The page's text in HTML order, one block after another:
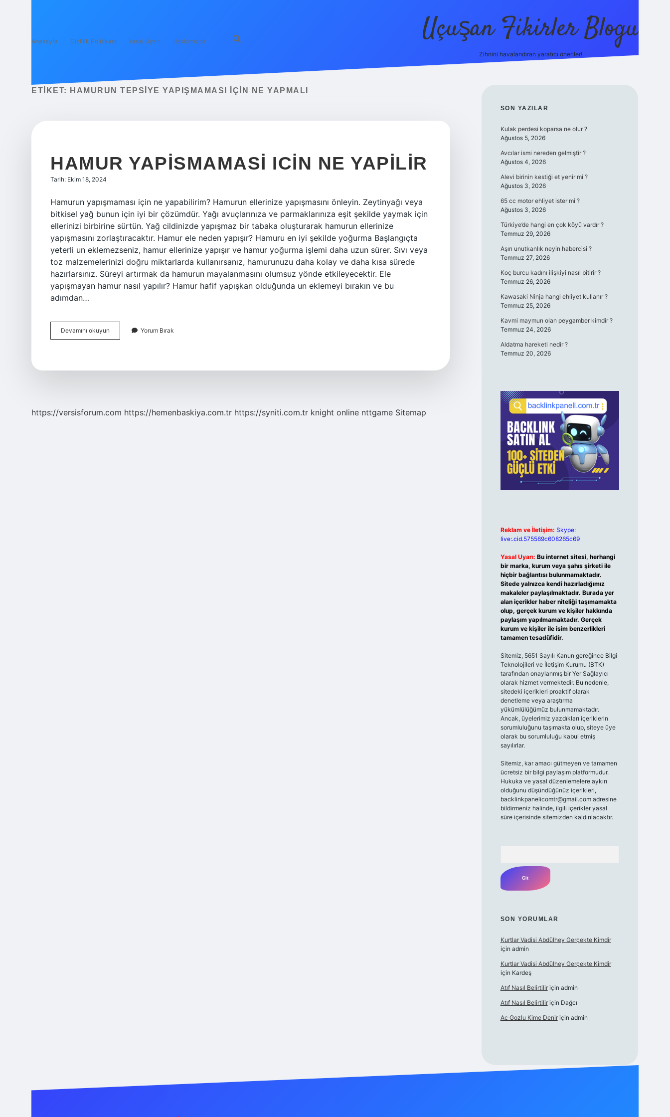
Anasayfa Gizlilik Politikası Yasal Uyarı Hakkımızda Uçuşan Fikirler Blogu
Zihnini havalandıran yaratıcı öneriler!
ETIKET: HAMURUN TEPSIYE YAPIŞMAMASI IÇIN NE YAPMALI
HAMUR YAPISMAMASI ICIN NE YAPILIR
Tarih: Ekim 18, 2024
Hamurun yapışmaması için ne yapabilirim? Hamurun ellerinize yapışmasını önleyin. Zeytinyağı veya
bitkisel yağ bunun için iyi bir çözümdür. Yağı avuçlarınıza ve parmaklarınıza eşit şekilde yaymak için
ellerinizi birbirine sürtün. Yağ cildinizde yapışmaz bir tabaka oluşturarak hamurun ellerinize
yapışmasını zorlaştıracaktır. Hamur ele neden yapışır? Hamuru en iyi şekilde yoğurma Başlangıçta
yeterli un eklemezseniz, hamur ellerinize yapışır ve hamur yoğurma işlemi daha uzun sürer. Sıvı veya
toz malzemelerinizi doğru miktarlarda kullanırsanız, hamurunuzu daha kolay ve daha kısa sürede
hazırlarsınız. Süreyi artırmak da hamurun mayalanmasını olumsuz yönde etkileyecektir. Ele
yapışmayan hamur nasıl yapılır? Hamur hafif yapışkan olduğunda un eklemeyi bırakın ve bu
adımdan…
Devamını okuyun
Yapismamasi
Yorum Bırak
https://versisforum.com https://hemenbaskiya.com.tr https://syniti.com.tr knight online nttgame Sitemap
SIDEBAR
SON YAZILAR
Kulak perdesi koparsa ne olur ?
Ağustos 5, 2026
Avcılar ismi nereden gelmiştir ?
Ağustos 4, 2026
Alevi birinin kestiği et yenir mi ?
Ağustos 3, 2026
65 cc motor ehliyet ister mi ?
Ağustos 3, 2026
Türkiye’de hangi en çok köyü vardır ?
Temmuz 29, 2026
Aşırı unutkanlık neyin habercisi ?
Temmuz 27, 2026
Koç burcu kadını ilişkiyi nasıl bitirir ?
Temmuz 26, 2026
Kawasaki Ninja hangi ehliyet kullanır ?
Temmuz 25, 2026
Kavmi maymun olan peygamber kimdir ?
Temmuz 24, 2026
Aldatma hareketi nedir ?
Temmuz 20, 2026
Reklam ve İletişim: Skype:
live:.cid.575569c608265c69
Yasal Uyarı: Bu internet sitesi, herhangi
bir marka, kurum veya şahıs şirketi ile
hiçbir bağlantısı bulunmamaktadır.
Sitede yalnızca kendi hazırladığımız
makaleler paylaşılmaktadır. Burada yer
alan içerikler haber niteliği taşımamakta
olup, gerçek kurum ve kişiler hakkında
paylaşım yapılmamaktadır. Gerçek
kurum ve kişiler ile isim benzerlikleri
tamamen tesadüfidir.
Sitemiz, 5651 Sayılı Kanun gereğince Bilgi
Teknolojileri ve İletişim Kurumu (BTK)
tarafından onaylanmış bir Yer Sağlayıcı
olarak hizmet vermektedir. Bu nedenle,
sitedeki içerikleri proaktif olarak
denetleme veya araştırma
yükümlülüğümüz bulunmamaktadır.
Ancak, üyelerimiz yazdıkları içeriklerin
sorumluluğunu taşımakta olup, siteye üye
olarak bu sorumluluğu kabul etmiş
sayılırlar.
Sitemiz, kar amacı gütmeyen ve tamamen
ücretsiz bir bilgi paylaşım platformudur.
Hukuka ve yasal düzenlemelere aykırı
olduğunu düşündüğünüz içerikleri,
backlinkpanelicomtr@gmail.comadresine
bildirmeniz halinde, ilgili içerikler yasal
süre içerisinde sitemizden kaldırılacaktır.
SON YORUMLAR
Kurtlar Vadisi Abdülhey Gerçekte Kimdir
için admin
Kurtlar Vadisi Abdülhey Gerçekte Kimdir
için Kardeş
Atıf Nasıl Belirtiliriçin admin
Atıf Nasıl Belirtiliriçin Dağcı
Ac Gozlu Kime Deniriçin admin